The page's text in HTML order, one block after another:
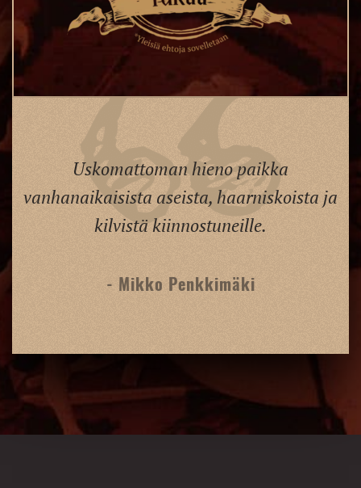
Uskomattoman hieno paikka
vanhanaikaisista aseista, haarniskoista ja
kilvistä kiinnostuneille.
- Mikko Penkkimäki